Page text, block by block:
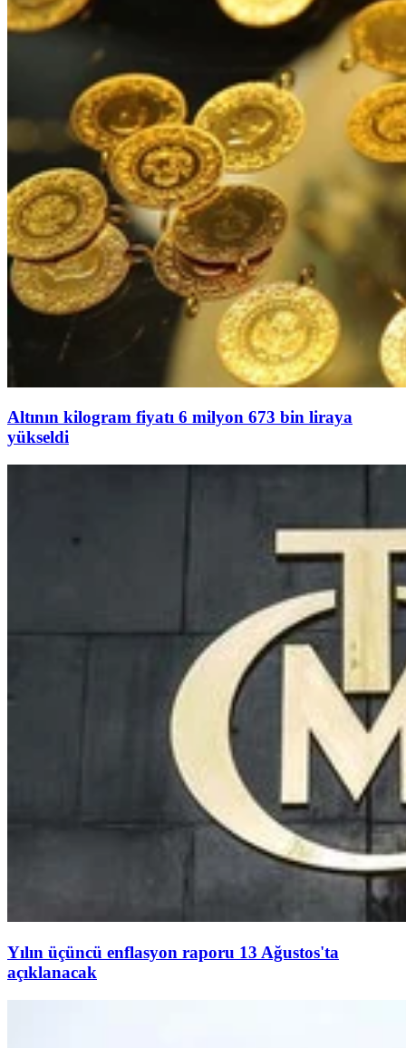
Altının kilogram fiyatı 6 milyon 673 bin liraya
yükseldi
Yılın üçüncü enflasyon raporu 13 Ağustos'ta
açıklanacak